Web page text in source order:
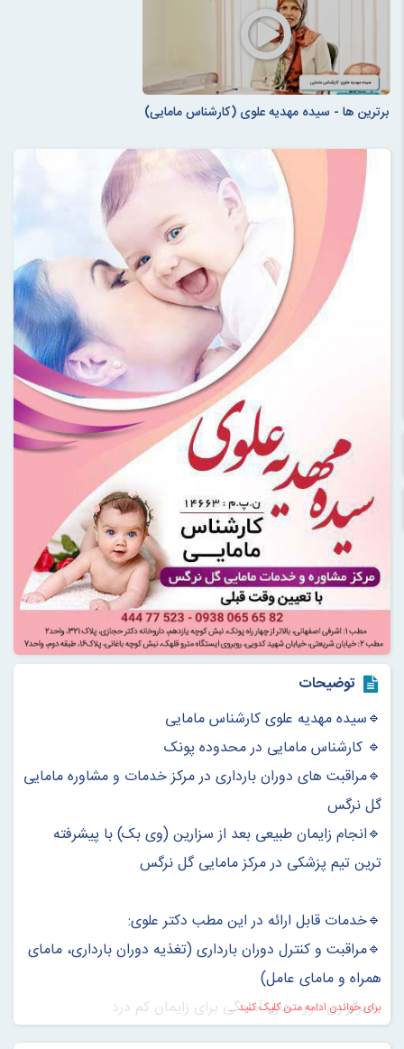
برترین ها - سیده مهدیه علوی (کارشناس مامایی)
توضیحات
🔹سیده مهدیه علوی کارشناس مامایی
🔹 کارشناس مامایی در محدوده پونک
🔹مراقبت های دوران بارداری در مرکز خدمات و مشاوره مامایی
گل نرگس
🔹انجام زايمان طبيعی بعد از سزارين (وی بک) با پيشرفته
ترين تيم پزشكی در مركز مامایی گل نرگس
🔹خدمات قابل ارائه در اين مطب دکتر علوی:
🔹مراقبت و كنترل دوران بارداری (تغذيه دوران بارداری، مامای
همراه و مامای عامل)
🔹برگزاری دوره های آمادگی برای زايمان كم درد
🔹برگزاری كلاس های ورزش دوران بارداری بصورت گروهی و
برای خواندن ادامه متن کلیک کنید ...